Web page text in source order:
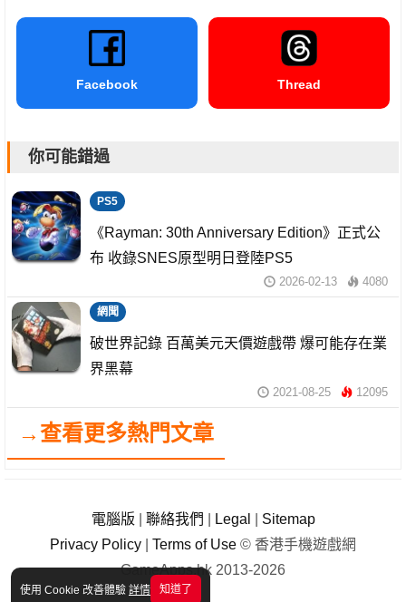
使用 Cookie 改善體驗 詳情 知道了
Facebook Thread
你可能錯過
PS5
《Rayman: 30th Anniversary Edition》正式公
布 收錄SNES原型明日登陸PS5
2026-02-13 4080
網聞
破世界記錄 百萬美元天價遊戲帶 爆可能存在業
界黑幕
2021-08-25 12095
→查看更多熱門文章
電腦版 聯絡我們 Legal
Sitemap
Privacy Policy
Terms of Use © 香港手機遊戲網
GameApps.hk 2013-2026